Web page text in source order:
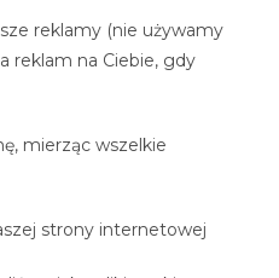
reklamy (nie używamy
reklam na Ciebie, gdy
mierząc wszelkie
strony internetowej